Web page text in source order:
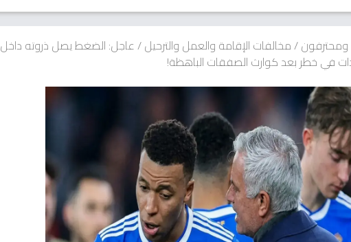
ومحترفون/مخالفات الإقامة والعمل والترحيل/عاجل: الضغط يصل ذروته داخل
في خطر بعد كوارث الصفقات الباهظة!